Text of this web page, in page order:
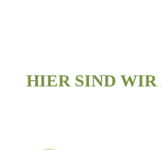
HIER SIND